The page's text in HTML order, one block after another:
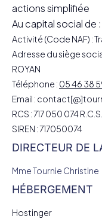
actions simplifiée
Au capital social de
Activité (Code NAF) :
Adresse du siège social
ROYAN
Téléphone : 05 46 38
Email :
RCS : 717 050 074
SIREN : 717050074
DIRECTEUR DE
Mme Tournie Christine
HÉBERGEMENT
Hostinger